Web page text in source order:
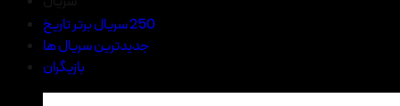
250 سریال برتر تاریخ
جدیدترین سریال ها
بازیگران